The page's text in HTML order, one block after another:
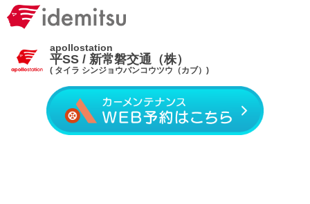
apollostation
平SS / 新常磐交通（株）
( タイラ シンジョウバンコウツウ（カブ）)